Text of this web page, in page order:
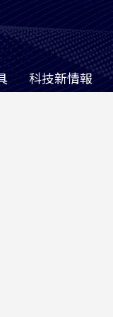
科技新情報